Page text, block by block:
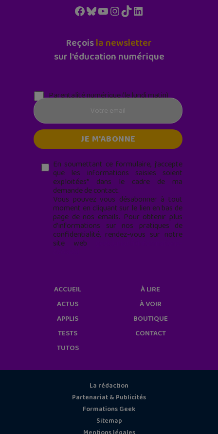
Facebook
Bluesky
YouTube
Instagram
TikTokLinkedIn
Reçoisla newsletter
sur l'éducation numérique
Parentalité numérique (le lundi matin)
En soumettant ce formulaire, j’accepte
que les informations saisies soient
exploitées* dans le cadre de ma
demande de contact.
Vous pouvez vous désabonner à tout
moment en cliquant sur le lien en bas de
page de nos emails. Pour obtenir plus
d'informations sur nos pratiques de
confidentialité, rendez-vous sur notre
site web
ACCUEIL
ACTUS
APPLIS
TESTS
TUTOS
À LIRE
À VOIR
BOUTIQUE
CONTACT
La rédaction
Partenariat & Publicités
Formations Geek
Sitemap